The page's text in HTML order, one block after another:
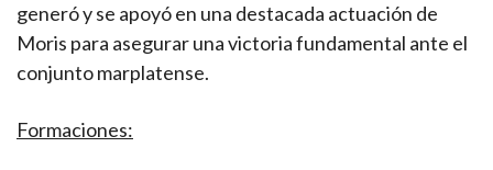
generó y se apoyó en una destacada actuación de
Moris para asegurar una victoria fundamental ante el
conjunto marplatense.
Formaciones: